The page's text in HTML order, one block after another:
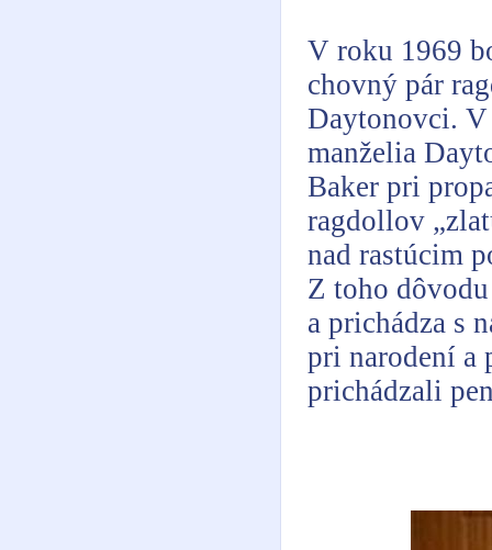
V roku 1969
chovný pár
Daytonovci. V
manželia
Baker pri
ragdollov
nad rastúcim
Z toho
a prichádza s
pri narodení a
prichádzali